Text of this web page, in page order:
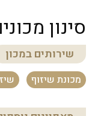
סינון
שירותים במכון
מכונת שיזוף
, קיבוץ גבעת חיים